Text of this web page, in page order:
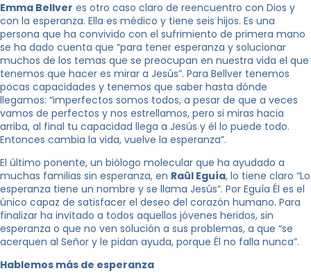
Emma Bellver es otro caso claro de reencuentro con Dios y
con la esperanza. Ella es médico y tiene seis hijos. Es una
persona que ha convivido con el sufrimiento de primera mano
se ha dado cuenta que “para tener esperanza y solucionar
muchos de los temas que se preocupan en nuestra vida el que
tenemos que hacer es mirar a Jesús”. Para Bellver tenemos
pocas capacidades y tenemos que saber hasta dónde
llegamos: “imperfectos somos todos, a pesar de que a veces
vamos de perfectos y nos estrellamos, pero si miras hacia
arriba, al final tu capacidad llega a Jesús y él lo puede todo.
Entonces cambia la vida, vuelve la esperanza”.
El último ponente, un biólogo molecular que ha ayudado a
muchas familias sin esperanza, en Raül Eguía, lo tiene claro “Lo
esperanza tiene un nombre y se llama Jesús”. Por Eguía Él es el
único capaz de satisfacer el deseo del corazón humano. Para
finalizar ha invitado a todos aquellos jóvenes heridos, sin
esperanza o que no ven solución a sus problemas, a que “se
acerquen al Señor y le pidan ayuda, porque Él no falla nunca”.
Hablemos más de esperanza